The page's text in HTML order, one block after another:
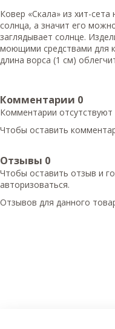
Ковер «Скала» из хит-
солнца, а значит его
заглядывает солнце.
моющими средствами для
длина ворса (1 см)
Комментарии 0
Комментарии отсутствуют
Чтобы оставить
Отзывы 0
Чтобы оcтавить отзыв и
авторизоваться.
Отзывов для данного